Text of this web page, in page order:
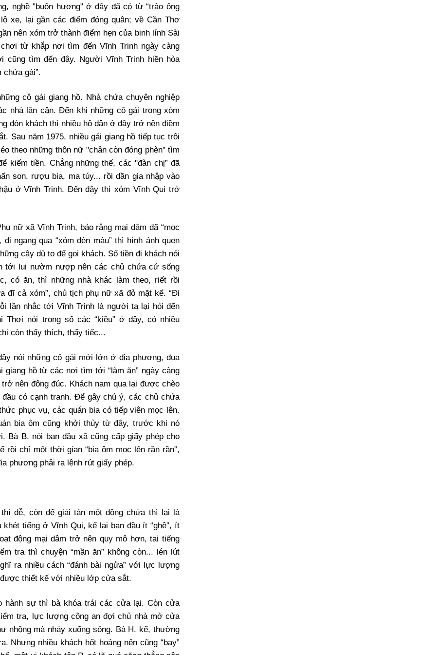
nghề "buôn hương" ở đây đã có từ “trào ông
xe, lại gần các điểm đóng quân; về Cần Thơ
nên xóm trở thành điểm hẹn của binh lính Sài
từ khắp nơi tìm đến Vĩnh Trinh ngày càng
cũng tìm đến đây. Người Vĩnh Trinh hiền hòa
chứa gái”.
cô gái giang hồ. Nhà chứa chuyên nghiệp
nhà lân cận. Đến khi những cô gái trong xóm
đón khách thì nhiều hộ dân ở đây trở nên điềm
Sau năm 1975, nhiều gái giang hồ tiếp tục trôi
theo những thôn nữ "chân còn đóng phèn" tìm
kiếm tiền. Chẳng những thế, các "đàn chị” đã
son, rượu bia, ma túy... rồi dần gia nhập vào
ở Vĩnh Trinh. Đến đây thì xóm Vĩnh Qui trở
nữ xã Vĩnh Trinh, bảo rằng mại dâm đã “mọc
ngang qua “xóm đèn màu” thì hình ảnh quen
cây dù to để gọi khách. Số tiền đi khách nói
tới lui nườm nượp nên các chủ chứa cứ sống
có ăn, thì những nhà khác làm theo, riết rồi
đĩ cả xóm”, chủ tịch phụ nữ xã đỏ mặt kể. “Đi
lần nhắc tới Vĩnh Trinh là người ta lại hỏi đến
Thơi nói trong số các “kiều” ở đây, có nhiều
còn thấy thích, thấy tiếc...
nói những cô gái mới lớn ở địa phương, đua
giang hồ từ các nơi tìm tới “làm ăn” ngày càng
nên đông đúc. Khách nam qua lại được chèo
có cạnh tranh. Để gây chú ý, các chủ chứa
phục vụ, các quán bia có tiếp viên mọc lên.
bia ôm cũng khởi thủy từ đây, trước khi nó
Bà B. nói ban đầu xã cũng cấp giấy phép cho
rồi chỉ một thời gian “bia ôm mọc lên rần rần”,
phương phải ra lệnh rút giấy phép.
dễ, còn để giải tán một động chứa thì lại là
tiếng ở Vĩnh Qui, kể lại ban đầu ít “ghệ”, ít
động mại dâm trở nên quy mô hơn, tai tiếng
tra thì chuyện “mần ăn” không còn... lén lút
ra nhiều cách “đánh bài ngửa” với lực lượng
thiết kế với nhiều lớp cửa sắt.
hành sự thì bà khóa trái các cửa lại. Còn cửa
tra, lực lượng công an đợi chủ nhà mở cửa
nhộng mà nhảy xuống sông. Bà H. kể, thường
Nhưng nhiều khách hốt hoảng nên cũng “bay”